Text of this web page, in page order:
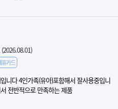
(2026.08.01)
휴카드
니다 4인가족(유아)포함해서 잘사용중입니
전반적으로 만족하는 제품